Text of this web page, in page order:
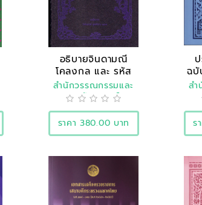
อธิบายจินดามณี
โคลงกล และ รหัส
อักษร
สำนักวรรณกรรมและ
ประวัติศาสตร์
ราคา 380.00 บาท
ฉบั
สำ
ร